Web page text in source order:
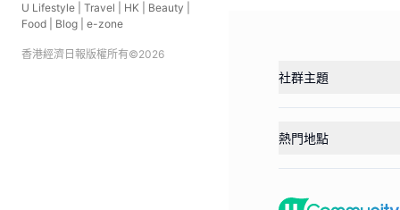
U Lifestyle Travel HK Beauty
Food
Blog e-zone
香港經濟日報版權所有©2026
社群主題
熱門地點